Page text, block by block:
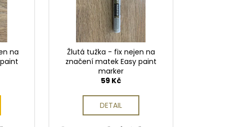
na
Žlutá tužka - fix nejen na
značení matek Easy paint
marker
59 Kč
DETAIL